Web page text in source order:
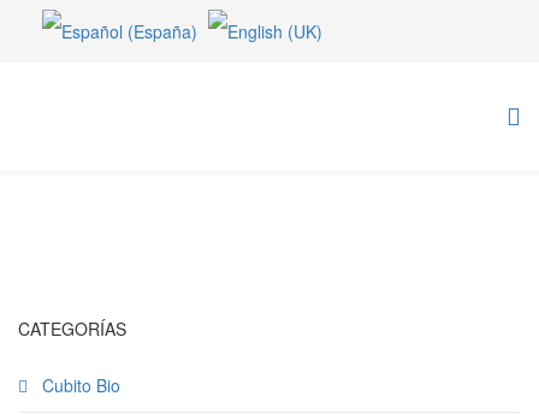
CATEGORÍAS
Cubito Bio